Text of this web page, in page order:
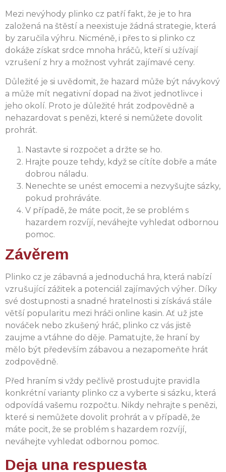
Mezi nevýhody plinko cz patří fakt, že je to hra
založená na štěstí a neexistuje žádná strategie, která
by zaručila výhru. Nicméně, i přes to si plinko cz
dokáže získat srdce mnoha hráčů, kteří si užívají
vzrušení z hry a možnost vyhrát zajímavé ceny.
Důležité je si uvědomit, že hazard může být návykový
a může mít negativní dopad na život jednotlivce i
jeho okolí. Proto je důležité hrát zodpovědně a
nehazardovat s penězi, které si nemůžete dovolit
prohrát.
Nastavte si rozpočet a držte se ho.
Hrajte pouze tehdy, když se cítíte dobře a máte
dobrou náladu.
Nenechte se unést emocemi a nezvyšujte sázky,
pokud prohráváte.
V případě, že máte pocit, že se problém s
hazardem rozvíjí, neváhejte vyhledat odbornou
pomoc.
Závěrem
Plinko cz je zábavná a jednoduchá hra, která nabízí
vzrušující zážitek a potenciál zajímavých výher. Díky
své dostupnosti a snadné hratelnosti si získává stále
větší popularitu mezi hráči online kasin. Ať už jste
nováček nebo zkušený hráč, plinko cz vás jistě
zaujme a vtáhne do děje. Pamatujte, že hraní by
mělo být především zábavou a nezapomeňte hrát
zodpovědně.
Před hraním si vždy pečlivě prostudujte pravidla
konkrétní varianty plinko cz a vyberte si sázku, která
odpovídá vašemu rozpočtu. Nikdy nehrajte s penězi,
které si nemůžete dovolit prohrát a v případě, že
máte pocit, že se problém s hazardem rozvíjí,
neváhejte vyhledat odbornou pomoc.
Deja una respuesta